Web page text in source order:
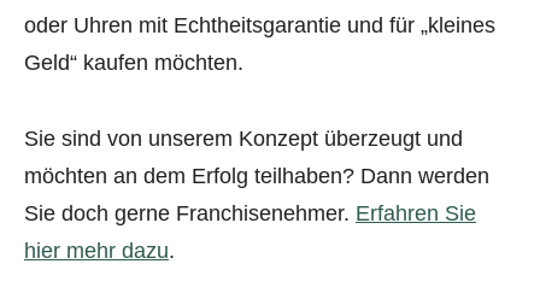
oder Uhren mit Echtheitsgarantie und für „kleines
Geld“ kaufen möchten.
Sie sind von unserem Konzept überzeugt und
möchten an dem Erfolg teilhaben? Dann werden
Sie doch gerne Franchisenehmer. Erfahren Sie
hier mehr dazu.